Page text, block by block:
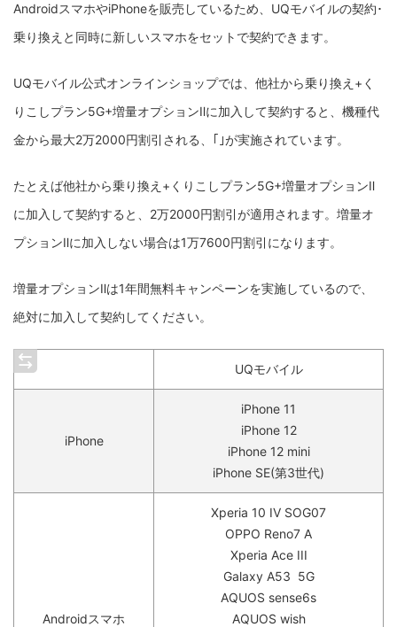
AndroidスマホやiPhoneを販売しているため、UQモバイルの契約･
乗り換えと同時に新しいスマホをセットで契約できます。
UQモバイル公式オンラインショップでは、他社から乗り換え+く
りこしプラン5G+増量オプションⅡに加入して契約すると、機種代
金から最大2万2000円割引される、｢｣が実施されています。
たとえば他社から乗り換え+くりこしプラン5G+増量オプションⅡ
に加入して契約すると、2万2000円割引が適用されます。増量オ
プションⅡに加入しない場合は1万7600円割引になります。
増量オプションⅡは1年間無料キャンペーンを実施しているので、
絶対に加入して契約してください。
UQモバイル
iPhone
iPhone 11
iPhone 12
iPhone 12 mini
iPhone SE(第3世代)
Androidスマホ
Xperia 10 IV SOG07
OPPO Reno7 A
Xperia Ace III
Galaxy A53 5G
AQUOS sense6s
AQUOS wish